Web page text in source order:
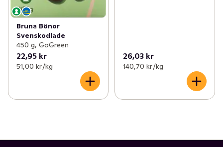
Bruna Bönor
Svenskodlade
450 g, GoGreen
22,95 kr
51,00 kr /kg
26,03 kr
140,70 kr /kg